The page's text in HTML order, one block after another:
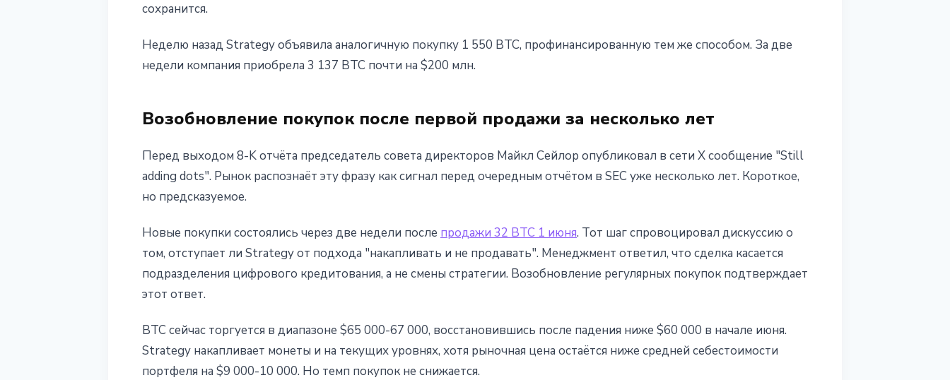
сохранится.
Неделю назад Strategy объявила аналогичную покупку 1 550 BTC, профинансированную тем же способом. За две
недели компания приобрела 3 137 BTC почти на $200 млн.
Возобновление покупок после первой продажи за несколько лет
Перед выходом 8-K отчёта председатель совета директоров Майкл Сейлор опубликовал в сети X сообщение "Still
adding dots". Рынок распознаёт эту фразу как сигнал перед очередным отчётом в SEC уже несколько лет. Короткое,
но предсказуемое.
Новые покупки состоялись через две недели после продажи 32 BTC 1 июня. Тот шаг спровоцировал дискуссию о
том, отступает ли Strategy от подхода "накапливать и не продавать". Менеджмент ответил, что сделка касается
подразделения цифрового кредитования, а не смены стратегии. Возобновление регулярных покупок подтверждает
этот ответ.
BTC сейчас торгуется в диапазоне $65 000-67 000, восстановившись после падения ниже $60 000 в начале июня.
Strategy накапливает монеты и на текущих уровнях, хотя рыночная цена остаётся ниже средней себестоимости
портфеля на $9 000-10 000. Но темп покупок не снижается.